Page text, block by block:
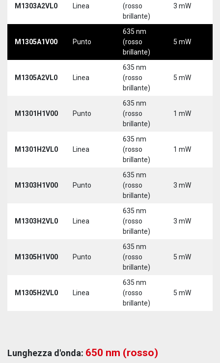
M1303A2VL0 Linea
(rosso
brillante)
3 mW
M1305A1V00 Punto
635 nm
(rosso
brillante)
5 mW
M1305A2VL0 Linea
635 nm
(rosso
brillante)
5 mW
M1301H1V00 Punto
635 nm
(rosso
brillante)
1 mW
M1301H2VL0 Linea
635 nm
(rosso
brillante)
1 mW
M1303H1V00 Punto
635 nm
(rosso
brillante)
3 mW
M1303H2VL0 Linea
635 nm
(rosso
brillante)
3 mW
M1305H1V00 Punto
635 nm
(rosso
brillante)
5 mW
M1305H2VL0 Linea
635 nm
(rosso
brillante)
5 mW
Lunghezza d'onda: 650 nm (rosso)